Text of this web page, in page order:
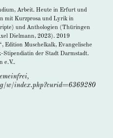
Arbeit. Heute in Erfurt und
mit Kurzprosa und Lyrik in
und Anthologien (Thüringen
Dielmann, 2023). 2019
Edition Muschelkalk, Evangelische
Stipendiatin der Stadt Darmstadt.
e.V..
w/index.php?curid=6369280